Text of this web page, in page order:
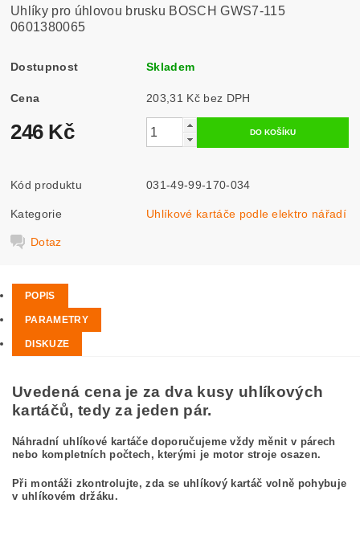
Uhlíky pro úhlovou brusku BOSCH GWS7-115
0601380065
Dostupnost Skladem
Cena 203,31 Kč bez DPH
246 Kč
Kód produktu 031-49-99-170-034
Kategorie Uhlíkové kartáče podle elektro nářadí
Dotaz
POPIS
PARAMETRY
DISKUZE
Uvedená cena je za dva kusy uhlíkových
kartáčů, tedy za jeden pár.
Náhradní uhlíkové kartáče doporučujeme vždy měnit v párech
nebo kompletních počtech, kterými je motor stroje osazen.
Při montáži zkontrolujte, zda se uhlíkový kartáč volně pohybuje
v uhlíkovém držáku.